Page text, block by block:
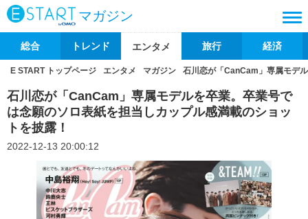
マガジン
総合 トレンド エンタメ 旅行 経済
E START トップページ エンタメ マガジン 石川恋が「CanCam」専属モデ
石川恋が「CanCam」専属モデルを卒業。卒業号で
は念願のソロ表紙を担当しカップル感満載のショッ
トを披露！
2022-12-13 20:00:12